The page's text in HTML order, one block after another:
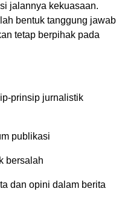
jalannya kekuasaan.
bentuk tanggung jawab
tetap berpihak pada
prinsip jurnalistik
publikasi
bersalah
dan opini dalam berita